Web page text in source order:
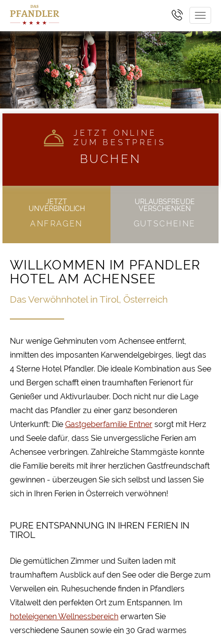
JETZT ONLINE
ZUM BESTPREIS
BUCHEN
JETZT
UNVERBINDLICH
ANFRAGEN
URLAUBSFREUDE
VERSCHENKEN
GUTSCHEINE
WILLKOMMEN IM PFANDLER
HOTEL AM ACHENSEE
Das Verwöhnhotel in Tirol, Österreich
Nur wenige Gehminuten vom Achensee entfernt,
inmitten des imposanten Karwendelgebirges, liegt das
4 Sterne Hotel Pfandler. Die ideale Kombination aus See
und Bergen schafft einen traumhaften Ferienort für
Genießer und Aktivurlauber. Doch nicht nur die Lage
macht das Pfandler zu einer ganz besonderen
Unterkunft: Die Gastgeberfamilie Entner sorgt mit Herz
und Seele dafür, dass Sie unvergessliche Ferien am
Achensee verbringen. Zahlreiche Stammgäste konnte
die Familie bereits mit ihrer herzlichen Gastfreundschaft
gewinnen - überzeugen Sie sich selbst und lassen Sie
sich in Ihren Ferien in Österreich verwöhnen!
PURE ENTSPANNUNG IN IHREN FERIEN IN
TIROL
Die gemütlichen Zimmer und Suiten laden mit
traumhaftem Ausblick auf den See oder die Berge zum
Verweilen ein. Ruhesuchende finden in Pfandlers
Vitalwelt den perfekten Ort zum Entspannen. Im
hoteleigenen Wellnessbereich erwarten Sie
verschiedene Saunen sowie ein 30 Grad warmes